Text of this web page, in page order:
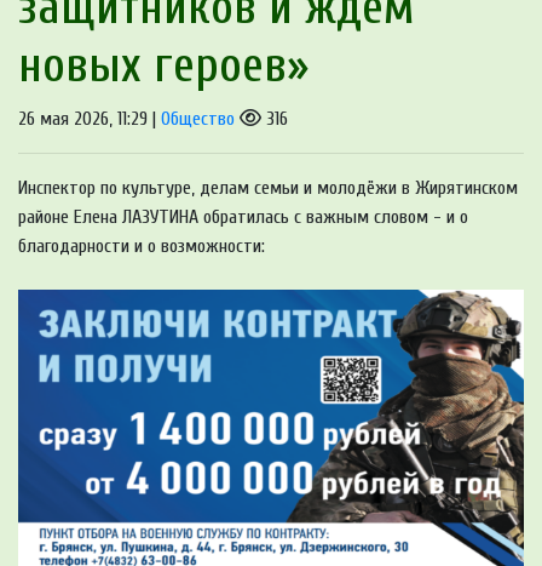
новых героев»
26 мая 2026, 11:29 | Общество 316
Инспектор по культуре, делам семьи и молодёжи в Жирятинском
районе Елена ЛАЗУТИНА обратилась с важным словом - и о
благодарности и о возможности: